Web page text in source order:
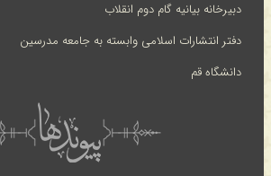
دبیرخانه بیانیه گام دوم انقلاب
دفتر انتشارات اسلامی وابسته به جامعه مدرسین
دانشگاه قم